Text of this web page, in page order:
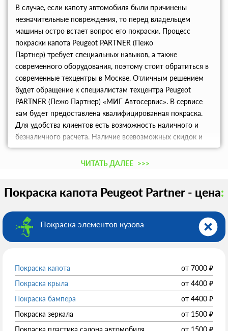
В случае, если капоту автомобиля были причинены
незначительные повреждения, то перед владельцем
машины остро встает вопрос его покраски. Процесс
покраски капота Peugeot PARTNER (Пежо
Партнер) требует специальных навыков, а также
современного оборудования, поэтому стоит обратиться в
современные техцентры в Москве. Отличным решением
будет обращение к специалистам техцентра Peugeot
PARTNER (Пежо Партнер) «МИГ Автосервис». В сервисе
вам будет предоставлена квалифицированная покраска.
Для удобства клиентов есть возможность наличного и
безналичного расчета. Наличие всевозможных скидок и
также дисконтной программы порадует новых и
постоянных клиентов.ЧИТАТЬ ДАЛЕЕ >>>
Покраска капота Peugeot Partner - цена:
Покраска элементов кузова
Покраска капота от 7000 ₽
Покраска крыла
от 4400 ₽
Покраска бампера
от 4400 ₽
Покраска зеркала
от 1500 ₽